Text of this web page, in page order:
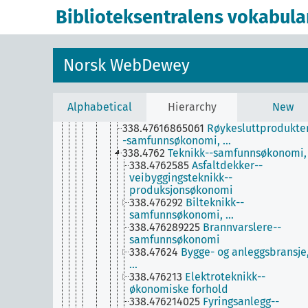
Biblioteksentralens
Norsk WebDewey
Alphabetical Hierarchy New
338.476137109481 Mosjon--
338.4761652606
-samfunnsøkonomi
338.47615788 Psykotrope stoffer--
samfunnsøkonomi
Reklamebransje
338.47616865061
-samfunnsøkonomi, …
338.4762 Teknikk--
338.4762585 Asfaltdekker--
veibyggingsteknikk--
produksjonsøkonomi
338.476292 Bilteknikk--
samfunnsøkonomi, …
338.476289225 Brannvarslere--
samfunnsøkonomi
338.47624 Bygge- og
…
338.476213 Elektroteknikk--
økonomiske forhold
338.476214025 Fyringsanlegg--